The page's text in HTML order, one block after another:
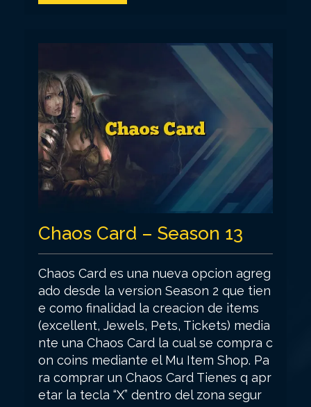
Chaos Card – Season 13
Chaos Card es una nueva opcion agreg
ado desde la version Season 2 que tien
e como finalidad la creacion de items
(excellent, Jewels, Pets, Tickets) media
nte una Chaos Card la cual se compra c
on coins mediante el Mu Item Shop. Pa
ra comprar un Chaos Card Tienes q apr
etar la tecla “X” dentro del zona segur